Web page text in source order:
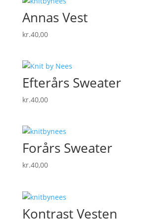
Annas Vest
kr.40,00
Efterårs Sweater
kr.40,00
Forårs Sweater
kr.40,00
Kontrast Vesten